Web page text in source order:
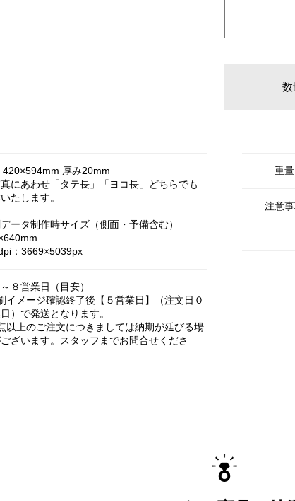
数
420×594mm 厚み20mm
にあわせ「タテ長」「ヨコ長」どちらでも
たします。
ータ制作時サイズ（側面・予備含む）
：3669×5039px
８営業日（目安）
イメージ確認終了後【５営業日】（注文日０
）で発送となります。
以上のご注文につきましては納期が延びる場
ざいます。スタッフまでお問合せくださ
重量
注意